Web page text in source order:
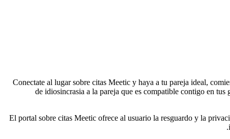
Conectate al lugar sobre citas Meetic y haya a tu pareja ideal,
de idiosincrasia a la pareja que es compatible contigo en
El portal sobre citas Meetic ofrece al usuario la resguardo y la